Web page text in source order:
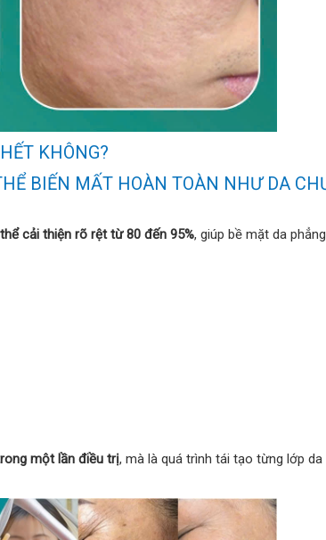
KHÔNG?
BIẾN MẤT HOÀN TOÀN NHƯ DA
cải thiện rõ rệt từ 80 đến 95%, giúp bề mặt da phẳng
một lần điều trị, mà là quá trình tái tạo từng lớp da